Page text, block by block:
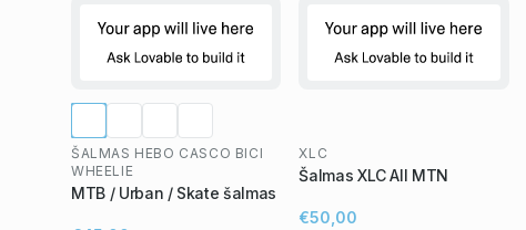
ŠALMAS HEBO CASCO BICI
WHEELIE
MTB / Urban / Skate šalmas
XLC
Šalmas XLC All MTN
€50,00